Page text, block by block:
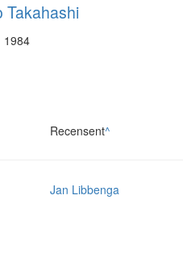
Takahashi
1984
Recensent^
Jan Libbenga